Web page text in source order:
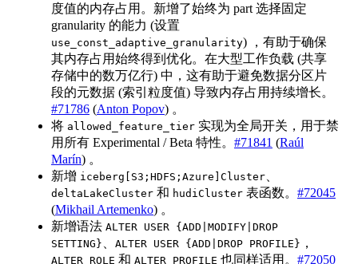
度值的内存占用。新增了始终为 part 选择固定
granularity 的能力 (设置
use_const_adaptive_granularity) ，有助于确保
其内存占用始终得到优化。在大型工作负载 (共享
存储中的数万亿行) 中，这有助于避免数据分区片
段的元数据 (索引粒度值) 导致内存占用持续增长。
#71786 (Anton Popov) 。
将 allowed_feature_tier 实现为全局开关，用于禁
用所有 Experimental / Beta 特性。 #71841 (Raúl
Marín) 。
新增 iceberg[S3;HDFS;Azure]Cluster
deltaLakeCluster 和 hudiCluster 表函数。 #72045
(Mikhail Artemenko) 。
新增语法 ALTER USER {ADD|MODIFY|DROP
SETTING}
ALTER USER {ADD|DROP PROFILE} ，
ALTER ROLE 和 ALTER PROFILE 也同样适用。 #72050